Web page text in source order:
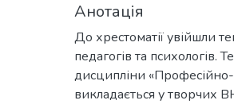
Анотація
До хрестоматії увійшли
педагогів та психологів.
дисципліни «Професійно-
викладається у творчих